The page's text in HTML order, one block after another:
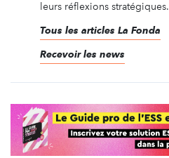
leurs réflexions stratégiques.
Tous les articles La Fonda
Recevoir les news